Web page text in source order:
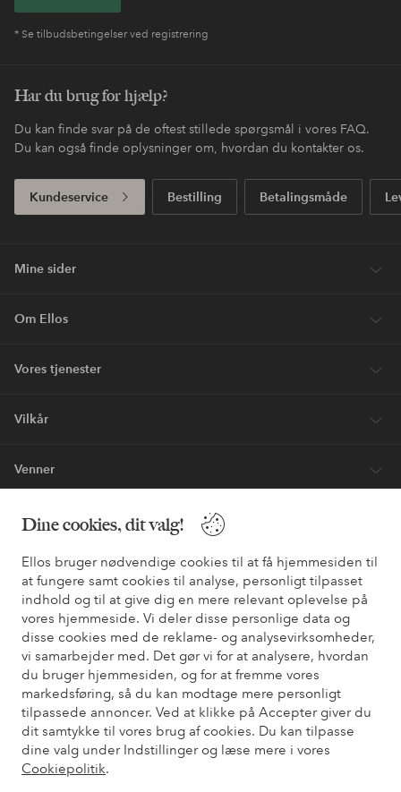
Dine cookies, dit valg!
Ellos bruger nødvendige cookies til at få hjemmesiden til
at fungere samt cookies til analyse, personligt tilpasset
indhold og til at give dig en mere relevant oplevelse på
vores hjemmeside. Vi deler disse personlige data og
disse cookies med de reklame- og analysevirksomheder,
vi samarbejder med. Det gør vi for at analysere, hvordan
du bruger hjemmesiden, og for at fremme vores
markedsføring, så du kan modtage mere personligt
tilpassede annoncer. Ved at klikke på Accepter giver du
dit samtykke til vores brug af cookies. Du kan tilpasse
dine valg under Indstillinger og læse mere i vores
Cookiepolitik.
* Se tilbudsbetingelser ved registrering
Har du brug for hjælp?
Du kan finde svar på de oftest stillede spørgsmål i vores FAQ.
Du kan også finde oplysninger om, hvordan du kontakter os.
Kundeservice Bestilling Betalingsmåde
Mine sider
Om Ellos
Vores tjenester
Vilkår
Venner
Vil du vide mere om vores betalingsmuligheder?
elpy elpy
Danmark - Vælg land
Facebook Instagram Pinterest Youtube